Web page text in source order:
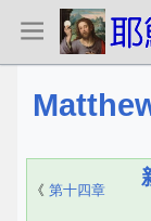
《 第十四章